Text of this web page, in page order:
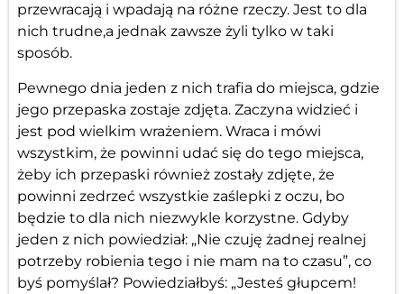
przewracają i wpadają na różne rzeczy. Jest to dla
nich trudne,a jednak zawsze żyli tylko w taki
sposób.
Pewnego dnia jeden z nich trafia do miejsca, gdzie
jego przepaska zostaje zdjęta. Zaczyna widzieć i
jest pod wielkim wrażeniem. Wraca i mówi
wszystkim, że powinni udać się do tego miejsca,
żeby ich przepaski również zostały zdjęte, że
powinni zedrzeć wszystkie zaślepki z oczu, bo
będzie to dla nich niezwykle korzystne. Gdyby
jeden z nich powiedział: „Nie czuję żadnej realnej
potrzeby robienia tego i nie mam na to czasu”, co
byś pomyślał? Powiedziałbyś: „Jesteś głupcem!